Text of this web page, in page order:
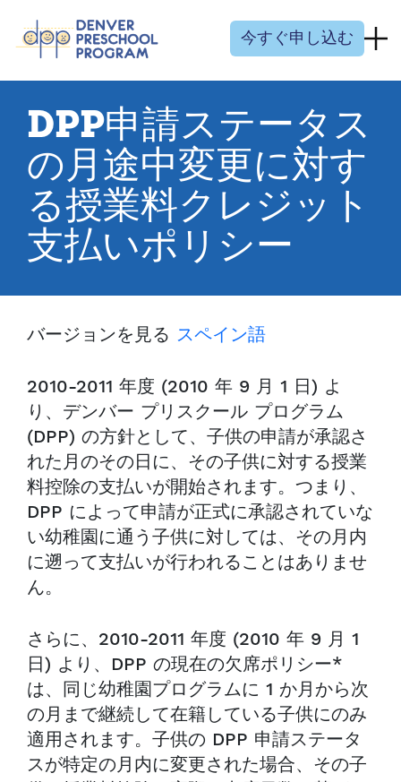
今すぐ申し込む
DPP申請ステータス
の月途中変更に対す
る授業料クレジット
支払いポリシー
バージョンを見る スペイン語
2010-2011 年度 (2010 年 9 月 1 日) よ
り、デンバー プリスクール プログラム
(DPP) の方針として、子供の申請が承認さ
れた月のその日に、その子供に対する授業
料控除の支払いが開始されます。つまり、
DPP によって申請が正式に承認されていな
い幼稚園に通う子供に対しては、その月内
に遡って支払いが行われることはありませ
ん。
さらに、2010-2011 年度 (2010 年 9 月 1
日) より、DPP の現在の欠席ポリシー*
は、同じ幼稚園プログラムに 1 か月から次
の月まで継続して在籍している子供にのみ
適用されます。子供の DPP 申請ステータ
スが特定の月内に変更された場合、その子